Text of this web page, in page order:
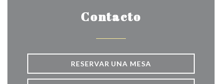
Contacto
RESERVAR UNA MESA